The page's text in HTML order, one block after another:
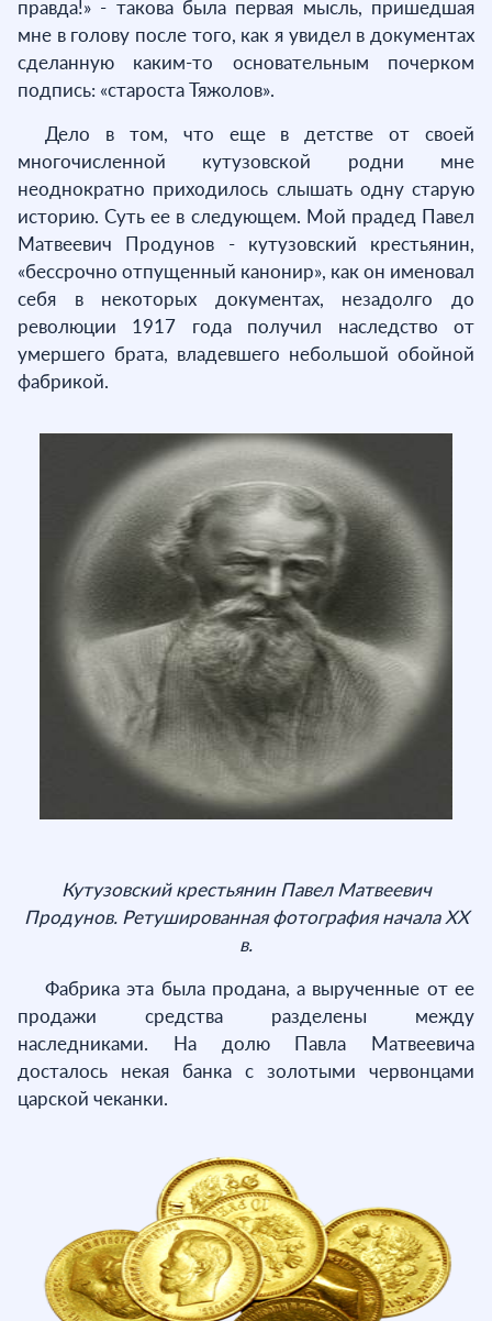
правда!» - такова была первая мысль, пришедшая
мне в голову после того, как я увидел в документах
сделанную каким-то основательным почерком
подпись: «староста Тяжолов».
Дело в том, что еще в детстве от своей
многочисленной кутузовской родни мне
неоднократно приходилось слышать одну старую
историю. Суть ее в следующем. Мой прадед Павел
Матвеевич Продунов - кутузовский крестьянин,
«бессрочно отпущенный канонир», как он именовал
себя в некоторых документах, незадолго до
революции 1917 года получил наследство от
умершего брата, владевшего небольшой обойной
фабрикой.
Кутузовский крестьянин Павел Матвеевич
Продунов. Ретушированная фотография начала XX
в.
Фабрика эта была продана, а вырученные от ее
продажи средства разделены между
наследниками. На долю Павла Матвеевича
досталось некая банка с золотыми червонцами
царской чеканки.